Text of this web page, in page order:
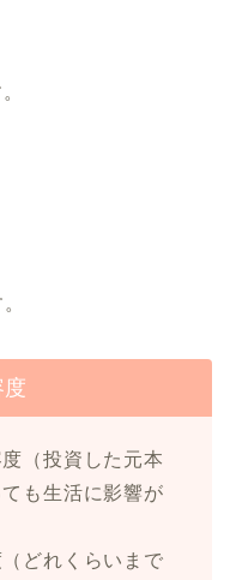
度
（投資した元本
も生活に影響が
どれくらいまで